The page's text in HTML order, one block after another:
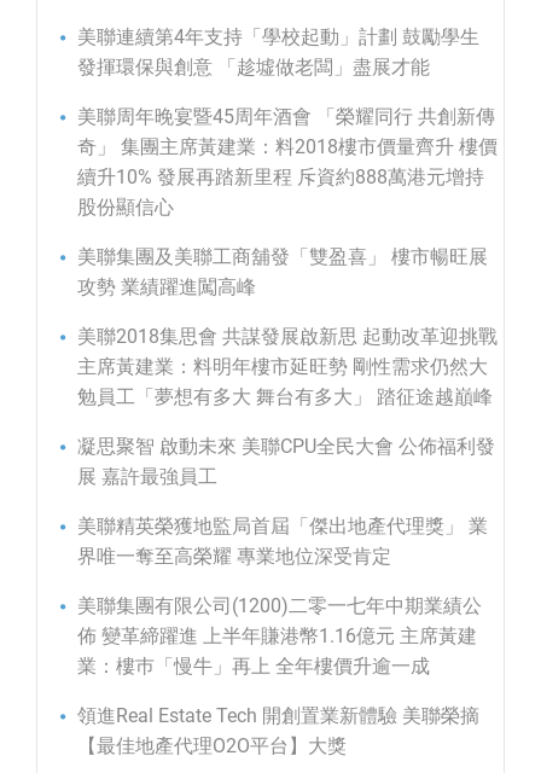
美聯連續第4年支持「學校起動」計劃 鼓勵學生
發揮環保與創意 「趁墟做老闆」盡展才能
美聯周年晚宴暨45周年酒會 「榮耀同行 共創新傳
奇」 集團主席黃建業：料2018樓市價量齊升 樓價
續升10% 發展再踏新里程 斥資約888萬港元增持
股份顯信心
美聯集團及美聯工商舖發「雙盈喜」 樓市暢旺展
攻勢 業績躍進闖高峰
美聯2018集思會 共謀發展啟新思 起動改革迎挑戰
主席黃建業：料明年樓市延旺勢 剛性需求仍然大
勉員工「夢想有多大 舞台有多大」 踏征途越巔峰
凝思聚智 啟動未來 美聯CPU全民大會 公佈福利發
展 嘉許最強員工
美聯精英榮獲地監局首屆「傑出地產代理獎」 業
界唯一奪至高榮耀 專業地位深受肯定
美聯集團有限公司(1200)二零一七年中期業績公
佈 變革締躍進 上半年賺港幣1.16億元 主席黃建
業：樓巿「慢牛」再上 全年樓價升逾一成
領進Real Estate Tech 開創置業新體驗 美聯榮摘
【最佳地產代理O2O平台】大獎